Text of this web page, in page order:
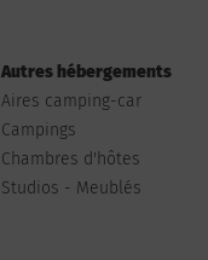
Autres hébergements
Aires camping-car
Campings
Chambres d'hôtes
Studios - Meublés